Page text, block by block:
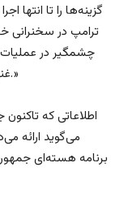
گزینه‌ها را تا
ترامپ در سخنرانی
چشمگیر در
غنی‌سازی ایران به طور کامل و تماماً نابود شده‌اند.»
اطلاعاتی که
می‌گوید ارائه
برنامه هسته‌ای